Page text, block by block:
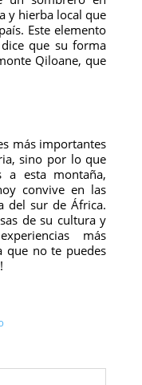
y hierba local que
Este elemento
que su forma
Qiloane, que
más importantes
sino por lo que
a esta montaña,
convive en las
del sur de África.
de su cultura y
más
que no te puedes